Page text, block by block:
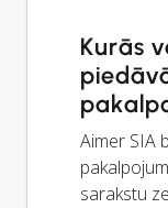
Kurās
Aimer SIA
sarakstu